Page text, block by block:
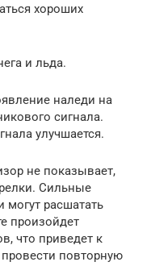
хороших
и льда.
наледи на
сигнала.
улучшается.
не показывает,
Сильные
расшатать
произойдет
что приведет к
повторную